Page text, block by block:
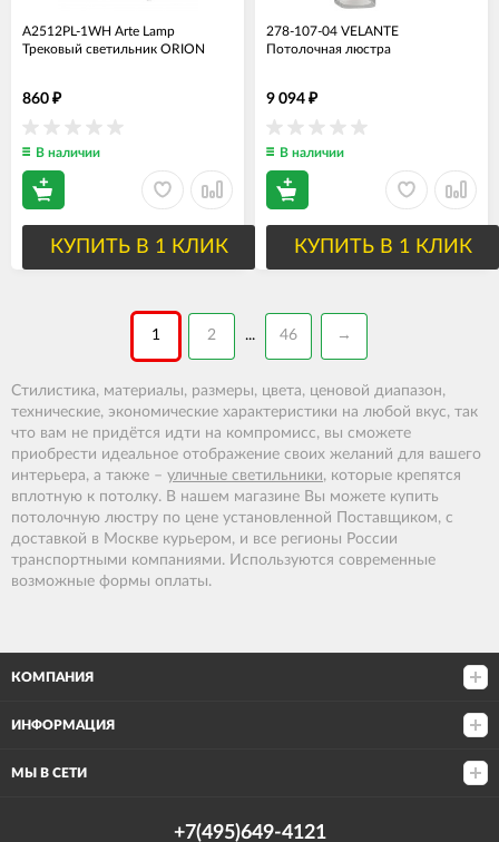
A2512PL-1WH Arte Lamp
Трековый светильник ORION
860 ₽
В наличии
КУПИТЬ В 1 КЛИК
278-107-04 VELANTE
Потолочная люстра
9 094 ₽
В наличии
КУПИТЬ В 1 КЛИК
1 2 ... 46 →
Стилистика, материалы, размеры, цвета, ценовой диапазон,
технические, экономические характеристики на любой вкус, так
что вам не придётся идти на компромисс, вы сможете
приобрести идеальное отображение своих желаний для вашего
интерьера, а также – уличные светильники, которые крепятся
вплотную к потолку. В нашем магазине Вы можете купить
потолочную люстру по цене установленной Поставщиком, с
доставкой в Москве курьером, и все регионы России
транспортными компаниями. Используются современные
возможные формы оплаты.
КОМПАНИЯ
ИНФОРМАЦИЯ
МЫ В СЕТИ
+7(495)649-4121